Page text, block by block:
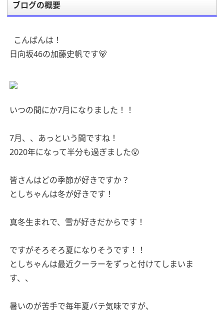
ブログの概要
こんばんは！
日向坂46の加藤史帆です🐻
いつの間にか7月になりました！！
7月、、あっという間ですね！
2020年になって半分も過ぎました😮
皆さんはどの季節が好きですか？
としちゃんは冬が好きです！
真冬生まれで、雪が好きだからです！
ですがそろそろ夏になりそうです！！
としちゃんは最近クーラーをずっと付けてしまいま
す、、
暑いのが苦手で毎年夏バテ気味ですが、